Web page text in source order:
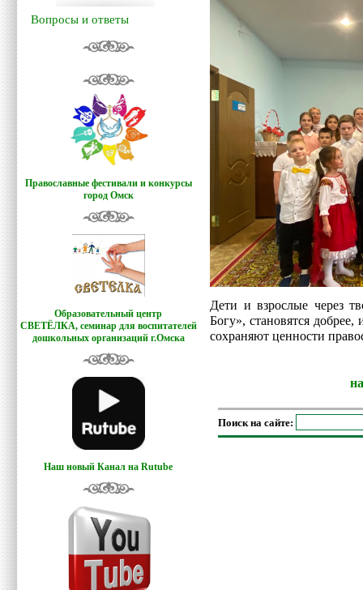
Вопросы и ответы
Православные фестивали и конкурсы
город Омск
Образовательный центр
СВЕТЁЛКА, семинар для воспитателей
дошкольных организаций г.Омска
Наш новый Канал на Rutube
Дети и взрослые через
Богу», становятся
сохраняют ценности
Поиск на сайте: